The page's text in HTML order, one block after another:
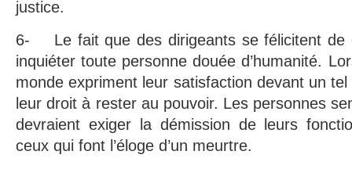
justice.
6- Le fait que des dirigeants se félicitent de
inquiéter toute personne douée d’humanité.
monde expriment leur satisfaction devant un
leur droit à rester au pouvoir. Les personnes
devraient exiger la démission de leurs
ceux qui font l’éloge d’un meurtre.